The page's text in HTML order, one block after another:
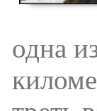
одна